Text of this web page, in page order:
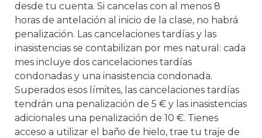
desde tu cuenta. Si cancelas con al menos 8
horas de antelación al inicio de la clase, no habrá
penalización. Las cancelaciones tardías y las
inasistencias se contabilizan por mes natural: cada
mes incluye dos cancelaciones tardías
condonadas y una inasistencia condonada.
Superados esos límites, las cancelaciones tardías
tendrán una penalización de 5 € y las inasistencias
adicionales una penalización de 10 €. Tienes
acceso a utilizar el baño de hielo, trae tu traje de